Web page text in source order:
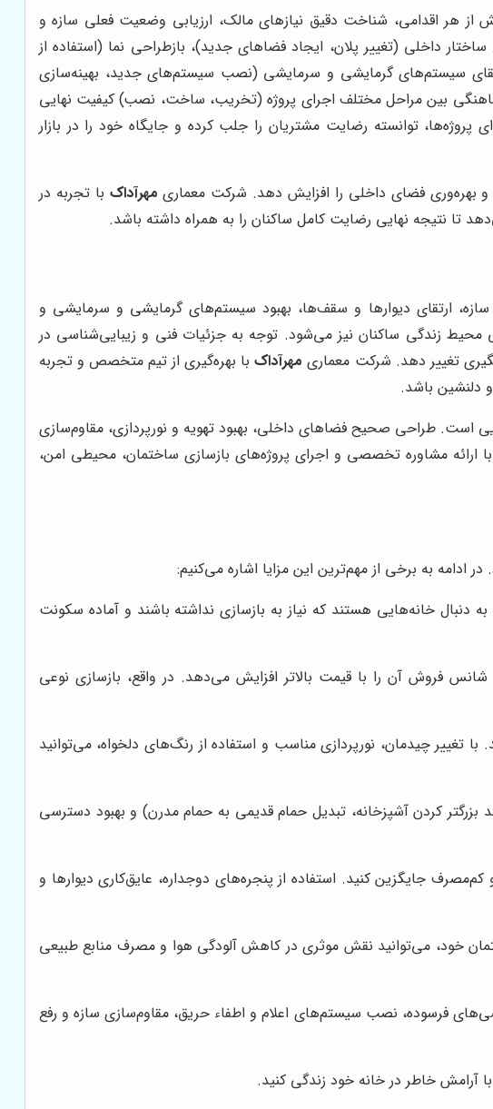
هر اقدامی، شناخت دقیق نیازهای مالک، ارزیابی وضعیت فعلی سازه و
داخلی (تغییر پلان، ایجاد فضاهای جدید)، بازطراحی نما (استفاده از
سیستم‌های گرمایشی و سرمایشی (نصب سیستم‌های جدید، بهینه‌سازی
بین مراحل مختلف اجرای پروژه (تخریب، ساخت، نصب) کیفیت نهایی
توانسته رضایت مشتریان را جلب کرده و جایگاه خود را در بازار
بهره‌وری فضای داخلی را افزایش دهد. شرکت معماری مهرآداک با تجربه در
تا نتیجه نهایی رضایت کامل ساکنان را به همراه داشته باشد.
ارتقای دیوارها و سقف‌ها، بهبود سیستم‌های گرمایشی و سرمایشی و
محیط زندگی ساکنان نیز می‌شود. توجه به جزئیات فنی و زیبایی‌شناسی در
تغییر دهد. شرکت معماری مهرآداکبا بهره‌گیری از تیم متخصص و تجربه
دلنشین باشد.
است. طراحی صحیح فضاهای داخلی، بهبود تهویه و نورپردازی، مقاوم‌سازی
ارائه مشاوره تخصصی و اجرای پروژه‌های بازسازی ساختمان، محیطی امن،
به برخی از مهم‌ترین این مزایا اشاره می‌کنیم:
خانه‌هایی هستند که نیاز به بازسازی نداشته باشند و آماده سکونت
شانس فروش آن را با قیمت بالاتر افزایش می‌دهد. در واقع، بازسازی نوعی
تغییر چیدمان، نورپردازی مناسب و استفاده از رنگ‌های دلخواه، می‌توانید
بزرگتر کردن آشپزخانه، تبدیل حمام قدیمی به حمام مدرن) و بهبود دسترسی
جایگزین کنید. استفاده از پنجره‌های دوجداره، عایق‌کاری دیوارها و
خود، می‌توانید نقش موثری در کاهش آلودگی هوا و مصرف منابع طبیعی
فرسوده، نصب سیستم‌های اعلام و اطفاء حریق، مقاوم‌سازی سازه و رفع
آرامش خاطر در خانه خود زندگی کنید.